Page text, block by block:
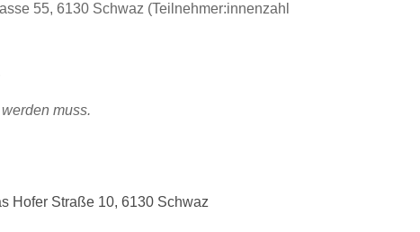
55, 6130 Schwaz (Teilnehmer:innenzahl
muss.
Hofer Straße 10, 6130 Schwaz